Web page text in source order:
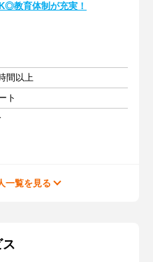
教育体制が充実！
間以上
ト
一覧を見る